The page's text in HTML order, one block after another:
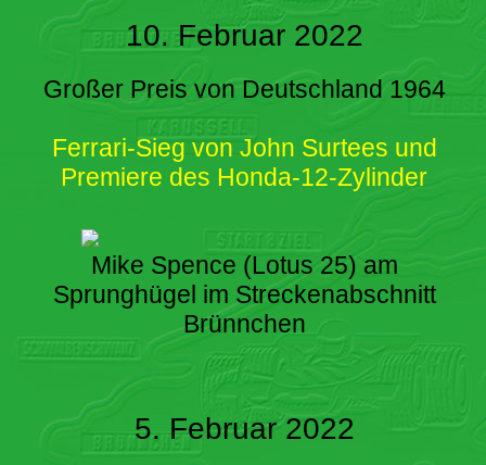
10. Februar 2022
Großer Preis von Deutschland 1964
Ferrari-Sieg von John Surtees und
Premiere des Honda-12-Zylinder
Mike Spence (Lotus 25) am
Sprunghügel im Streckenabschnitt
Brünnchen
5. Februar 2022